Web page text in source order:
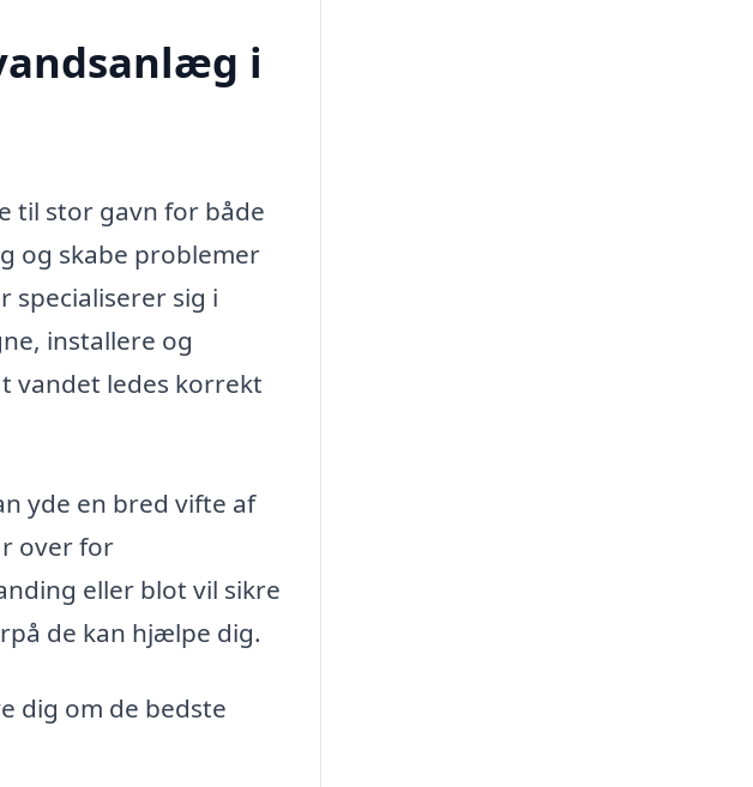
i
til stor gavn for både
og skabe problemer
specialiserer sig i
installere og
vandet ledes korrekt
yde en bred vifte af
over for
eller blot vil sikre
de kan hjælpe dig.
dig om de bedste